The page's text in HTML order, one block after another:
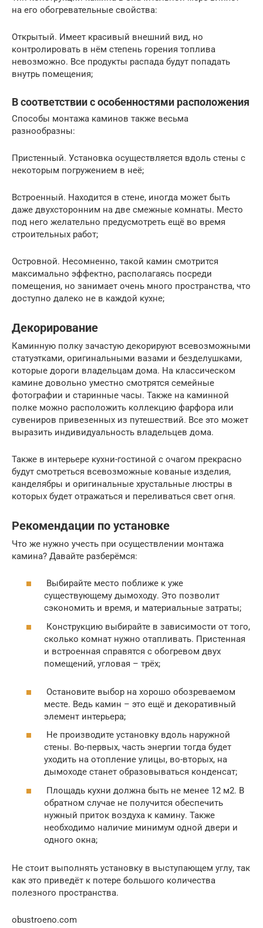
на его обогревательные свойства:
Открытый. Имеет красивый внешний вид, но
контролировать в нём степень горения топлива
невозможно. Все продукты распада будут попадать
внутрь помещения;
В соответствии с особенностями расположения
Способы монтажа каминов также весьма
разнообразны:
Пристенный. Установка осуществляется вдоль стены с
некоторым погружением в неё;
Встроенный. Находится в стене, иногда может быть
даже двухсторонним на две смежные комнаты. Место
под него желательно предусмотреть ещё во время
строительных работ;
Островной. Несомненно, такой камин смотрится
максимально эффектно, располагаясь посреди
помещения, но занимает очень много пространства, что
доступно далеко не в каждой кухне;
Декорирование
Каминную полку зачастую декорируют всевозможными
статуэтками, оригинальными вазами и безделушками,
которые дороги владельцам дома. На классическом
камине довольно уместно смотрятся семейные
фотографии и старинные часы. Также на каминной
полке можно расположить коллекцию фарфора или
сувениров привезенных из путешествий. Все это может
выразить индивидуальность владельцев дома.
Также в интерьере кухни-гостиной с очагом прекрасно
будут смотреться всевозможные кованые изделия,
канделябры и оригинальные хрустальные люстры в
которых будет отражаться и переливаться свет огня.
Рекомендации по установке
Что же нужно учесть при осуществлении монтажа
камина? Давайте разберёмся:
Выбирайте место поближе к уже
существующему дымоходу. Это позволит
сэкономить и время, и материальные затраты;
Конструкцию выбирайте в зависимости от того,
сколько комнат нужно отапливать. Пристенная
и встроенная справятся с обогревом двух
помещений, угловая – трёх;
Остановите выбор на хорошо обозреваемом
месте. Ведь камин – это ещё и декоративный
элемент интерьера;
Не производите установку вдоль наружной
стены. Во-первых, часть энергии тогда будет
уходить на отопление улицы, во-вторых, на
дымоходе станет образовываться конденсат;
Площадь кухни должна быть не менее 12 м2. В
обратном случае не получится обеспечить
нужный приток воздуха к камину. Также
необходимо наличие минимум одной двери и
одного окна;
Не стоит выполнять установку в выступающем углу, так
как это приведёт к потере большого количества
полезного пространства.
obustroeno.com